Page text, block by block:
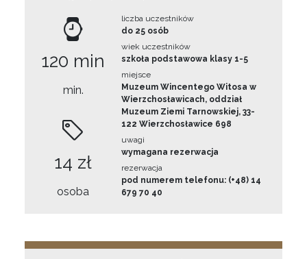
120 min
min.
14 zł
osoba
liczba uczestników
do 25 osób
wiek uczestników
szkoła podstawowa klasy 1-5
miejsce
Muzeum Wincentego Witosa w
Wierzchosławicach, oddział
Muzeum Ziemi Tarnowskiej, 33-
122 Wierzchosławice 698
uwagi
wymagana rezerwacja
rezerwacja
pod numerem telefonu: (+48) 14
679 70 40